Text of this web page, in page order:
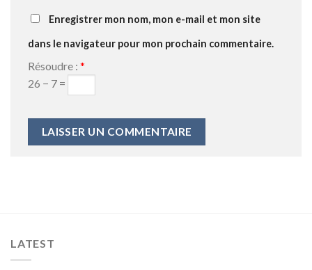
Enregistrer mon nom, mon e-mail et mon site
dans le navigateur pour mon prochain commentaire.
Résoudre : *
26 − 7 =
LATEST